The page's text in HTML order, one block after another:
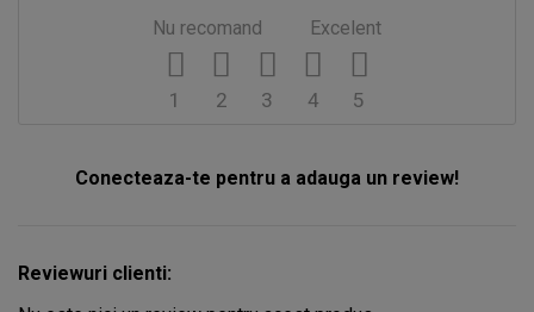
Nu recomand Excelent
5
4
3
2
1
Conecteaza-te pentru a adauga un review!
Reviewuri clienti: